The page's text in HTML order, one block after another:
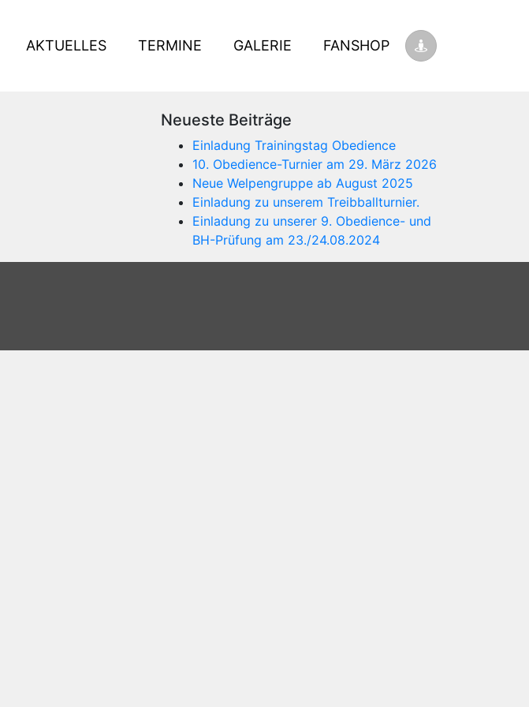
AKTUELLES TERMINE GALERIE FANSHOP
Neueste Beiträge
Einladung Trainingstag Obedience
10. Obedience-Turnier am 29. März 2026
Neue Welpengruppe ab August 2025
Einladung zu unserem Treibballturnier.
Einladung zu unserer 9. Obedience- und
BH-Prüfung am 23./24.08.2024